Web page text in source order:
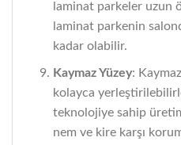
laminat parkeler uzun
laminat parkenin
kadar olabilir.
Kaymaz Yüzey:
kolayca
teknolojiye sahip
nem ve kire karşı